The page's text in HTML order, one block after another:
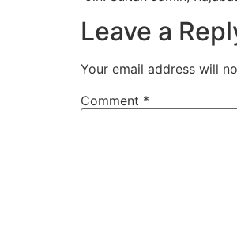
Leave a
Your email address will
Comment *